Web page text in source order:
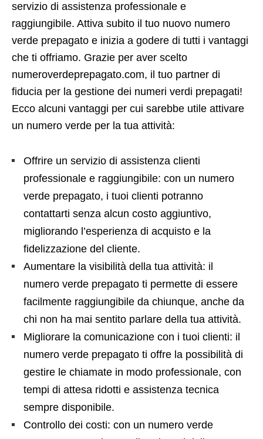
servizio di assistenza professionale e
raggiungibile. Attiva subito il tuo nuovo numero
verde prepagato e inizia a godere di tutti i vantaggi
che ti offriamo. Grazie per aver scelto
numeroverdeprepagato.com, il tuo partner di
fiducia per la gestione dei numeri verdi prepagati!
Ecco alcuni vantaggi per cui sarebbe utile attivare
un numero verde per la tua attività:
Offrire un servizio di assistenza clienti
professionale e raggiungibile: con un numero
verde prepagato, i tuoi clienti potranno
contattarti senza alcun costo aggiuntivo,
migliorando l’esperienza di acquisto e la
fidelizzazione del cliente.
Aumentare la visibilità della tua attività: il
numero verde prepagato ti permette di essere
facilmente raggiungibile da chiunque, anche da
chi non ha mai sentito parlare della tua attività.
Migliorare la comunicazione con i tuoi clienti: il
numero verde prepagato ti offre la possibilità di
gestire le chiamate in modo professionale, con
tempi di attesa ridotti e assistenza tecnica
sempre disponibile.
Controllo dei costi: con un numero verde